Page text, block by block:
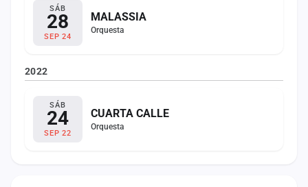
SÁB
28
SEP 24
MALASSIA
Orquesta
2022
SÁB
24
SEP 22
CUARTA CALLE
Orquesta